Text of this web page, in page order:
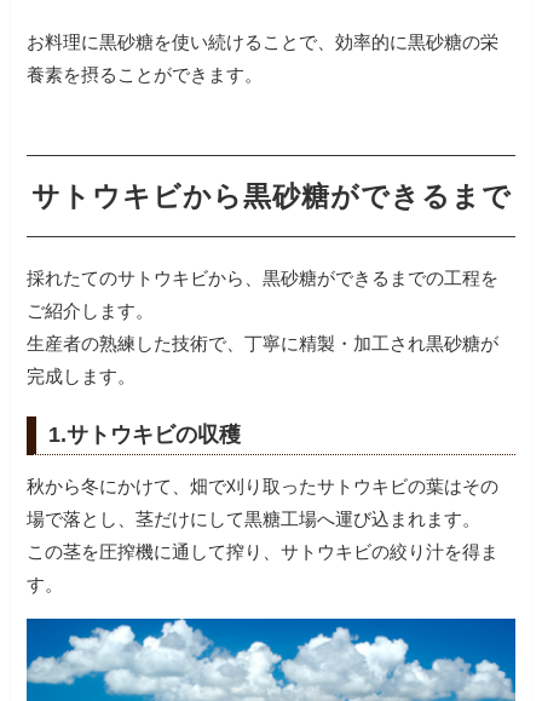
お料理に黒砂糖を使い続けることで、効率的に黒砂糖の栄
養素を摂ることができます。
サトウキビから黒砂糖ができるまで
採れたてのサトウキビから、黒砂糖ができるまでの工程を
ご紹介します。
生産者の熟練した技術で、丁寧に精製・加工され黒砂糖が
完成します。
1.サトウキビの収穫
秋から冬にかけて、畑で刈り取ったサトウキビの葉はその
場で落とし、茎だけにして黒糖工場へ運び込まれます。
この茎を圧搾機に通して搾り、サトウキビの絞り汁を得ま
す。